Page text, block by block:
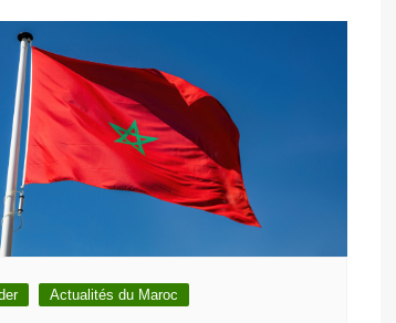
Actualités du Maroc